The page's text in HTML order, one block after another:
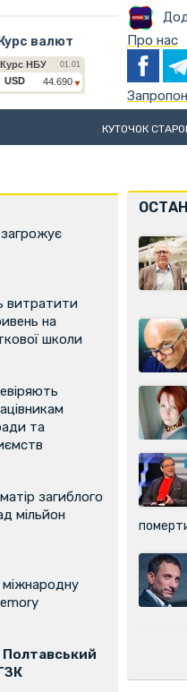
Курс валют Про нас
КУТОЧОК
витратити
на
школи
та
загиблого
мільйон
міжнародну